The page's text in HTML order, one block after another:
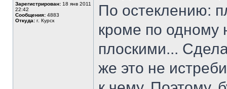
Зарегистрирован: 18 янв 2011
22:42
Сообщения: 4883
Откуда: г. Курск
По остеклению:
кроме по одному
плоскими...
же это не